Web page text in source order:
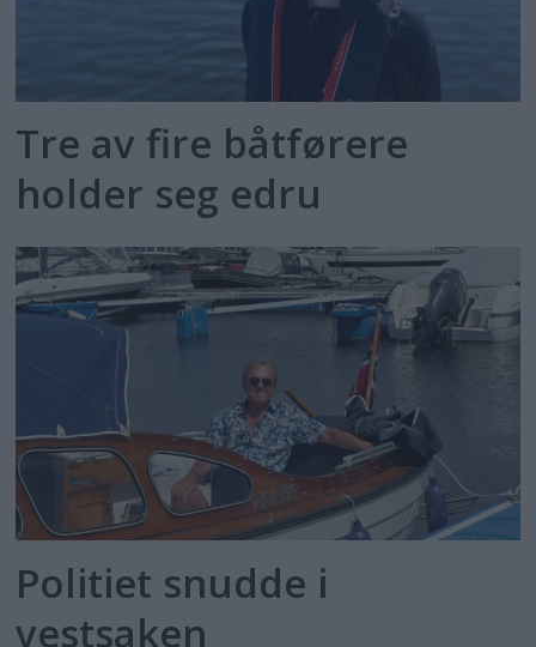
Tre av fire båtførere
holder seg edru
Politiet snudde i
vestsaken